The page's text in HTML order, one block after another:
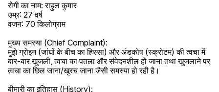
रोगी का नाम: राहुल कुमार
उम्र: 27 वर्ष
वजन: 70 किलोग्राम
मुख्य समस्या (Chief Complaint):
मुझे ग्रोइन (जांघों के बीच का हिस्सा) और अंडकोष (स्क्रोटम) की त्वचा में
बार-बार खुजली, त्वचा का पतला और संवेदनशील हो जाना तथा खुजलाने पर
त्वचा का छिल जाना/खुरच जाना जैसी समस्या हो रही है।
बीमारी का इतिहास (History):